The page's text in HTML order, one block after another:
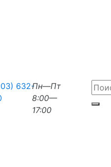
632-Пн—Пт
8:00—
17:00